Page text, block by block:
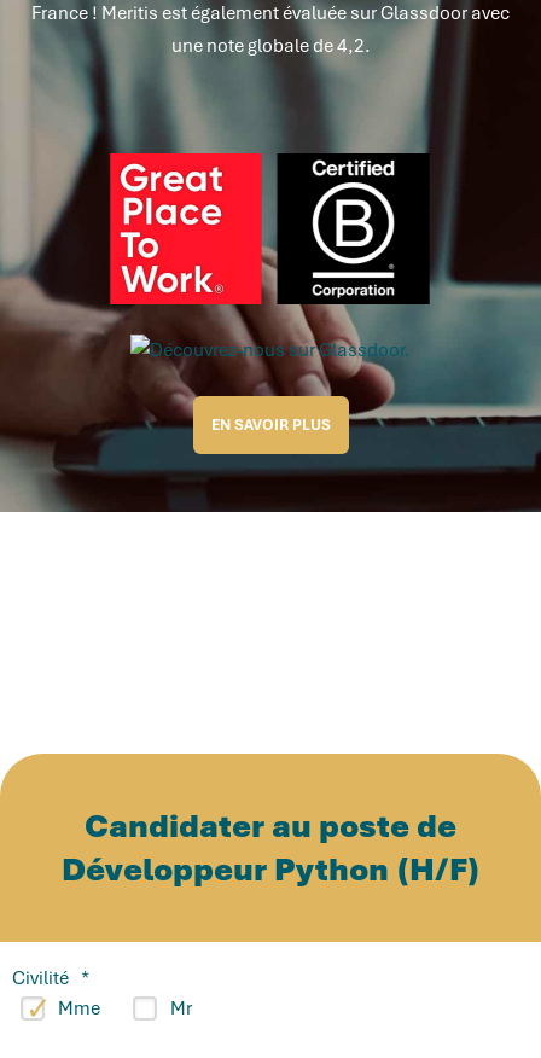
France ! Meritis est également évaluée sur Glassdoor avec
une note globale de 4,2.
EN SAVOIR PLUS
Candidater au poste de
Développeur Python (H/F)
Civilité *
Mme
Mr